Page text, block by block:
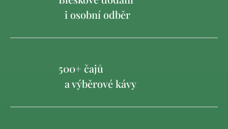
i osobní odběr
500+ čajů
a výběrové kávy